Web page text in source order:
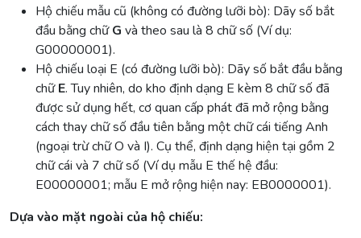
Hộ chiếu mẫu cũ (không có đường lưỡi bò): Dãy số bắt
đầu bằng chữG và theo sau là 8 chữ số (Ví dụ:
G00000001).
Hộ chiếu loại E (có đường lưỡi bò): Dãy số bắt đầu bằng
chữE. Tuy nhiên, do kho định dạng E kèm 8 chữ số đã
được sử dụng hết, cơ quan cấp phát đã mở rộng bằng
cách thay chữ số đầu tiên bằng một chữ cái tiếng Anh
(ngoại trừ chữ O và I). Cụ thể, định dạng hiện tại gồm 2
chữ cái và 7 chữ số (Ví dụ mẫu E thế hệ đầu:
E00000001; mẫu E mở rộng hiện nay: EB0000001).
Dựa vào mặt ngoài của hộ chiếu: